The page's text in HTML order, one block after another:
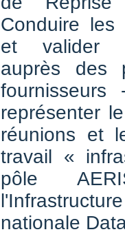
Conduire les
et valider
auprès des
représenter
réunions et
travail «
pôle
nationale